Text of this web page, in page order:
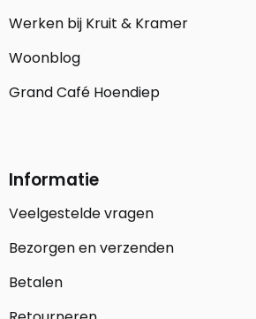
Werken bij Kruit & Kramer
Woonblog
Grand Café Hoendiep
Informatie
Veelgestelde vragen
Bezorgen en verzenden
Betalen